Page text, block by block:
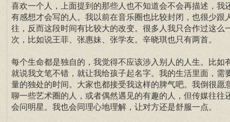
喜欢一个人，上面提到的那些人也不知道会不会再描述，我
有感想才会写的人。我以前在音乐圈也比较封闭，也很少跟
往，反而这段时间有比较大的改变。很多人我只合作过这么
次，比如说王菲、张惠妹、张学友。辛晓琪也只有两首。
每个生命都是独自的，我觉得不应该涉入别人的人生。比如
就说我文笔不错，就让我给孩子起名字。我的生活里面，需
量的独处的时间。大家也都接受我这样的脾气吧。我倒很愿
聊一些艺术圈的人，或者偶然遇见的有趣的人，但传媒往往
会问明星。我也会同理心地理解，让对方还是舒服一点。